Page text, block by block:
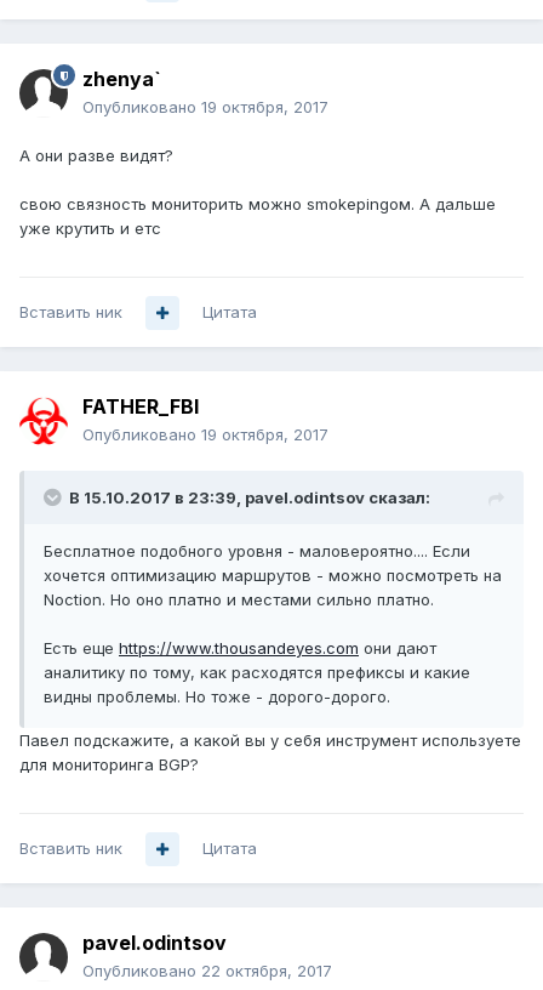
zhenya`
Опубликовано 19 октября, 2017
А они разве видят?
свою связность мониторить можно smokepingом. А дальше
уже крутить и етс
Вставить ник Цитата
FATHER_FBI
Опубликовано 19 октября, 2017
В 15.10.2017 в 23:39, pavel.odintsov сказал:
Бесплатное подобного уровня - маловероятно.... Если
хочется оптимизацию маршрутов - можно посмотреть на
Noction. Но оно платно и местами сильно платно.
Есть еще https://www.thousandeyes.com они дают
аналитику по тому, как расходятся префиксы и какие
видны проблемы. Но тоже - дорого-дорого.
Павел подскажите, а какой вы у себя инструмент используете
для мониторинга BGP?
Вставить ник Цитата
pavel.odintsov
Опубликовано 22 октября, 2017